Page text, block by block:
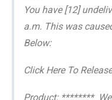
You have [12]
a.m. This was
Below:
Click Here To
Product: ********